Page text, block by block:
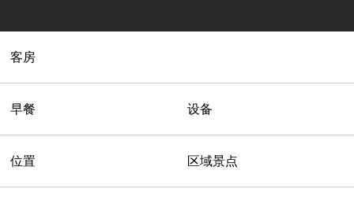
客房
早餐 设备
位置 区域景点